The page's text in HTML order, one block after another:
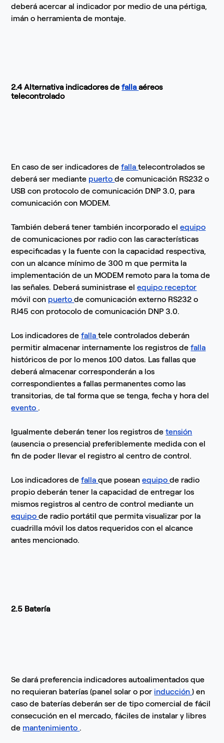
deberá acercar al indicador por medio de una pértiga,
imán o herramienta de montaje.
2.4 Alternativa indicadores defallaaéreos
telecontrolado
En caso de ser indicadores defallatelecontrolados se
deberá ser mediante puertode comunicación RS232 o
USB con protocolo de comunicación DNP 3.0, para
comunicación con MODEM.
También deberá tener también incorporado elequipo
de comunicaciones por radio con las características
especificadas y la fuente con la capacidad respectiva,
con un alcance mínimo de 300 m que permita la
implementación de un MODEM remoto para la toma de
las señales. Deberá suministrase elequipo receptor
móvil con puertode comunicación externo RS232 o
RJ45 con protocolo de comunicación DNP 3.0.
Los indicadores defallatele controlados deberán
permitir almacenar internamente los registros defalla
históricos de por lo menos 100 datos. Las fallas que
deberá almacenar corresponderán a los
correspondientes a fallas permanentes como las
transitorias, de tal forma que se tenga, fecha y hora del
evento .
Igualmente deberán tener los registros detensión
(ausencia o presencia) preferiblemente medida con el
fin de poder llevar el registro al centro de control.
Los indicadores defallaque poseanequipode radio
propio deberán tener la capacidad de entregar los
mismos registros al centro de control mediante un
equipode radio portátil que permita visualizar por la
cuadrilla móvil los datos requeridos con el alcance
antes mencionado.
2.5 Batería
Se dará preferencia indicadores autoalimentados que
no requieran baterías (panel solar o porinducción) en
caso de baterías deberán ser de tipo comercial de fácil
consecución en el mercado, fáciles de instalar y libres
de mantenimiento .